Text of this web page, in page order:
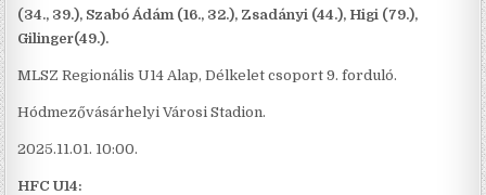
(34., 39.), Szabó Ádám (16., 32.), Zsadányi (44.), Higi (79.),
Gilinger(49.).
MLSZ Regionális U14 Alap, Délkelet csoport 9. forduló.
Hódmezővásárhelyi Városi Stadion.
2025.11.01. 10:00.
HFC U14: